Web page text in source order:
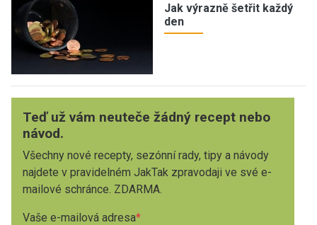
Jak výrazně šetřit každý
den
Teď už vám neuteče žádný recept nebo
návod.
Všechny nové recepty, sezónní rady, tipy a návody
najdete v pravidelném JakTak zpravodaji ve své e-
mailové schránce. ZDARMA.
Vaše e-mailová adresa